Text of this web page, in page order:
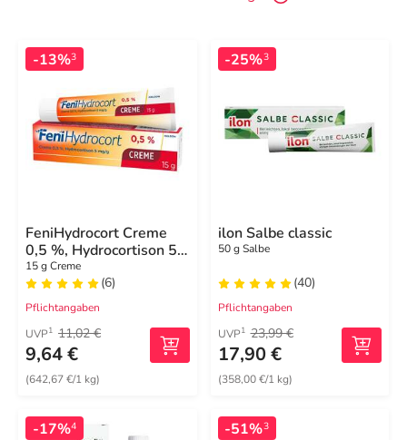
-13%3
FeniHydrocort Creme
0,5 %, Hydrocortison 5
mg/g, wirksam bei
Hautentzündungen
15 g Creme
(6)
Pflichtangaben
UVP1 11,02 €
9,64 €
(642,67 €/1 kg)
-25%3
ilon Salbe classic
50 g Salbe
(40)
Pflichtangaben
UVP1 23,99 €
17,90 €
(358,00 €/1 kg)
-17%4 -51%3